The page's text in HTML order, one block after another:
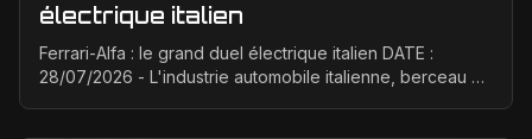
électrique italien
Ferrari-Alfa : le grand duel électrique italien DATE :
28/07/2026 - L'industrie automobile italienne, berceau de